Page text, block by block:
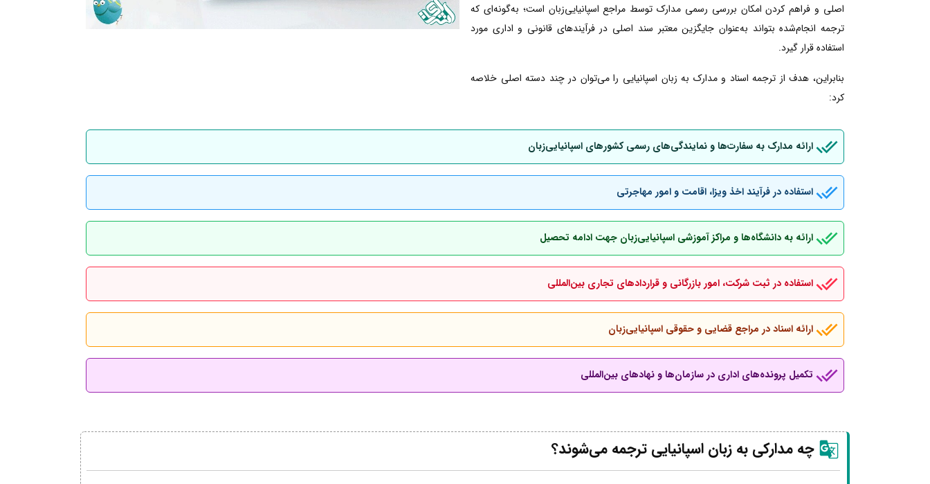
اصلی و فراهم کردن امکان بررسی رسمی مدارک توسط مراجع اسپانیایی‌زبان است؛ به‌گونه‌ای که
ترجمه انجام‌شده بتواند به‌عنوان جایگزین معتبر سند اصلی در فرآیندهای قانونی و اداری مورد
استفاده قرار گیرد.
بنابراین، هدف از ترجمه اسناد و مدارک به زبان اسپانیایی را می‌توان در چند دسته اصلی خلاصه
کرد:
ارائه مدارک به سفارت‌ها و نمایندگی‌های رسمی کشورهای اسپانیایی‌زبان
استفاده در فرآیند اخذ ویزا، اقامت و امور مهاجرتی
ارائه به دانشگاه‌ها و مراکز آموزشی اسپانیایی‌زبان جهت ادامه تحصیل
استفاده در ثبت شرکت، امور بازرگانی و قراردادهای تجاری بین‌المللی
ارائه اسناد در مراجع قضایی و حقوقی اسپانیایی‌زبان
تکمیل پرونده‌های اداری در سازمان‌ها و نهادهای بین‌المللی
چه مدارکی به زبان اسپانیایی ترجمه می‌شوند؟